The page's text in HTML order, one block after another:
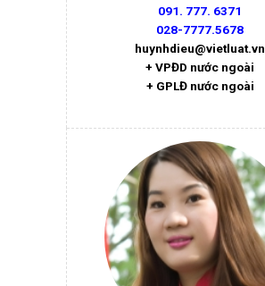
091. 777. 6371
028-7777.5678
huynhdieu@vietluat.vn
+ VPĐD nước ngoài
+ GPLĐ nước ngoài